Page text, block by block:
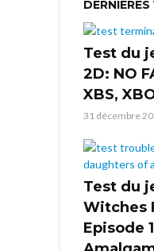
Test du
2D: NO
XBS,
31 décembre
Test du
Witches
Episode